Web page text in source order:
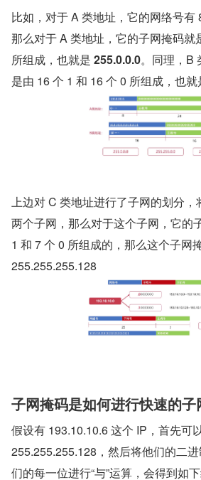
比如，对于 A 类地址，它的网络号有
那么对于 A 类地址，它的子网掩码就
所组成，也就是 255.0.0.0。同理，B
是由 16 个 1 和 16 个 0 所组成，也就
上边对 C 类地址进行了子网的划分，
两个子网，那么对于这个子网，它的
1 和 7 个 0 所组成的，那么这个子网
255.255.255.128
子网掩码是如何进行快速的子
假设有 193.10.10.6 这个 IP，首先可
255.255.255.128，然后将他们的二
们的每一位进行“与”运算，会得到如